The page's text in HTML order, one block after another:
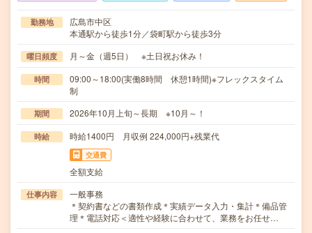
勤務地
広島市中区
本通駅から徒歩1分／袋町駅から徒歩3分
曜日頻度 月～金（週5日） ※土日祝お休み！
時間
09:00～18:00(実働8時間 休憩1時間)※フレックスタイム
制
期間 2026年10月上旬～長期 ※10月～！
時給 時給1400円 月収例 224,000円+残業代
交通費
全額支給
仕事内容
一般事務
＊契約書などの書類作成＊実績データ入力・集計＊備品管
理＊電話対応＜適性や経験に合わせて、業務をお任せ…